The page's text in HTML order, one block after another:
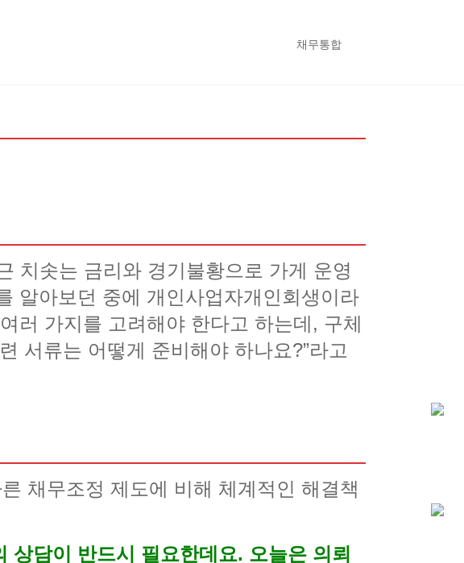
채무통합
치솟는 금리와 경기불황으로 가게 운영
알아보던 중에 개인사업자개인회생이라
러 가지를 고려해야 한다고 하는데, 구체
서류는 어떻게 준비해야 하나요?”라고
채무조정 제도에 비해 체계적인 해결책
담이 반드시 필요한데요. 오늘은 의뢰